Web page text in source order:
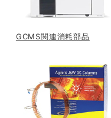
GCMS関連消耗部品